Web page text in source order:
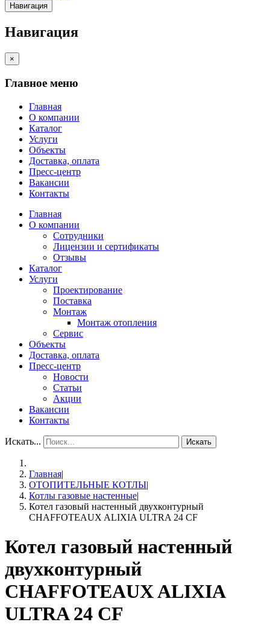
Навигация
Навигация
×
Главное меню
Главная
О компании
Каталог
Услуги
Объекты
Доставка, оплата
Пресс-центр
Вакансии
Контакты
Главная
О компании
Сотрудники
Лицензии и сертификаты
Отзывы
Каталог
Услуги
Проектирование
Поставка
Монтаж
Монтаж отопления
Сервис
Объекты
Доставка, оплата
Пресс-центр
Новости
Статьи
Акции
Вакансии
Контакты
Искать... Искать
Главная|
ОТОПИТЕЛЬНЫЕ КОТЛЫ|
Котлы газовые настенные|
Котел газовый настенный двухконтурный
CHAFFOTEAUX ALIXIA ULTRA 24 CF
Котел газовый настенный
двухконтурный
CHAFFOTEAUX ALIXIA
ULTRA 24 CF